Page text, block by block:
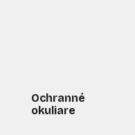
Ochranné
okuliare